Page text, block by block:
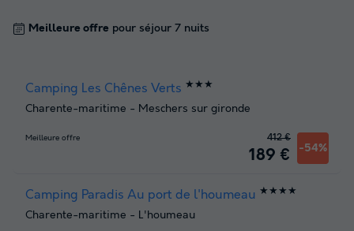
Meilleure offre pour séjour 7 nuits
Camping Les Chênes Verts ★★★
Charente-maritime - Meschers sur gironde
Meilleure offre
189 € -54%
412 €
Camping Paradis Au port de l'houmeau ★★★★
Charente-maritime - L'houmeau